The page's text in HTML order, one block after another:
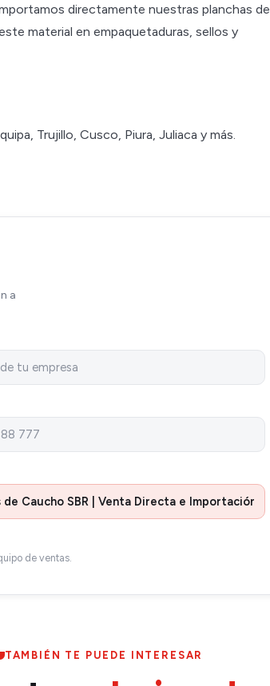
directamente nuestras planchas de
material en empaquetaduras, sellos y
Trujillo, Cusco, Piura, Juliaca y más.
a
de ventas.
TAMBIÉN TE PUEDE INTERESAR